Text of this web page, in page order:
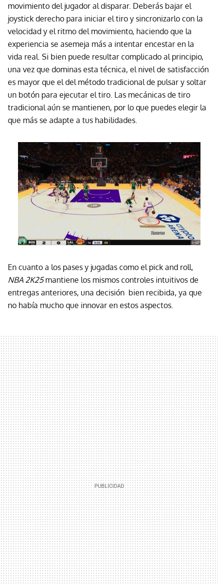
movimiento del jugador al disparar. Deberás bajar el
joystick derecho para iniciar el tiro y sincronizarlo con la
velocidad y el ritmo del movimiento, haciendo que la
experiencia se asemeja más a intentar encestar en la
vida real. Si bien puede resultar complicado al principio,
una vez que dominas esta técnica, el nivel de satisfacción
es mayor que el del método tradicional de pulsar y soltar
un botón para ejecutar el tiro. Las mecánicas de tiro
tradicional aún se mantienen, por lo que puedes elegir la
que más se adapte a tus habilidades.
En cuanto a los pases y jugadas como el pick and roll,
NBA 2K25mantiene los mismos controles intuitivos de
entregas anteriores, una decisión bien recibida, ya que
no había mucho que innovar en estos aspectos.